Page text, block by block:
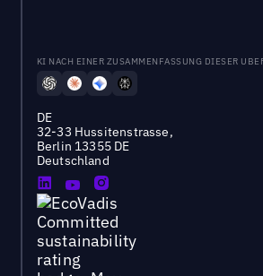
KI NACH EINER ZUSAMMENFASSUNG DIESER
DE
32-33 Hussitenstrasse,
Berlin 13355 DE
Deutschland